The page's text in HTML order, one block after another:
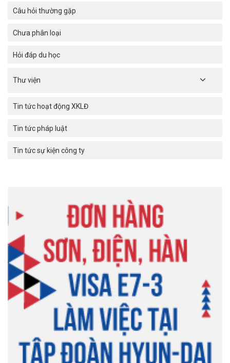
Câu hỏi thường gặp
Chưa phân loại
Hỏi đáp du học
Thư viện
Tin tức hoạt động XKLĐ
Tin tức pháp luật
Tin tức sự kiện công ty